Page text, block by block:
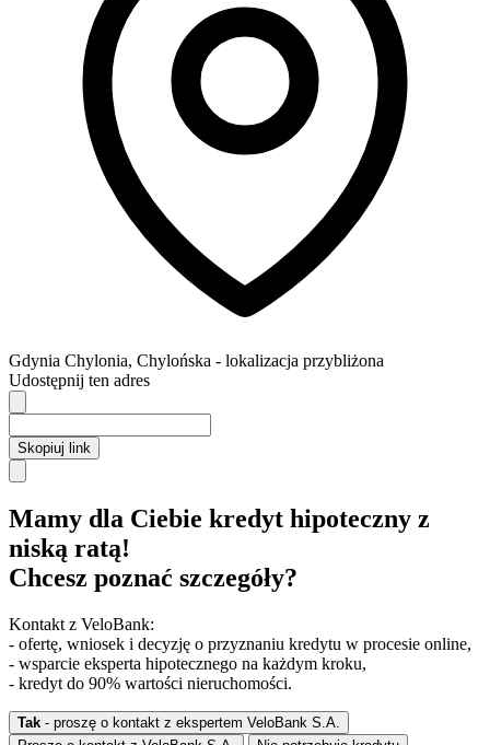
Gdynia Chylonia, Chylońska - lokalizacja przybliżona
Udostępnij ten adres
Skopiuj link
Mamy dla Ciebie kredyt hipoteczny z
niską ratą!
Chcesz poznać szczegóły?
Kontakt z VeloBank:
- ofertę, wniosek i decyzję o przyznaniu kredytu w procesie online,
- wsparcie eksperta hipotecznego na każdym kroku,
- kredyt do 90% wartości nieruchomości.
Tak - proszę o kontakt z ekspertem VeloBank S.A.